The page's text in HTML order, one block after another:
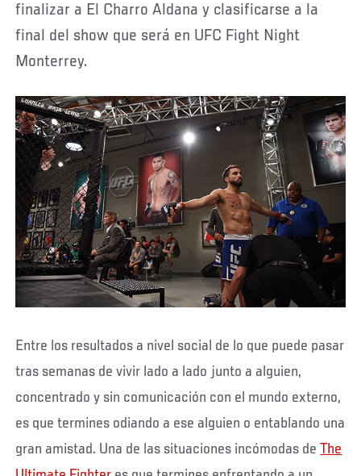
finalizar a El Charro Aldana y clasificarse a la
final del show que será en UFC Fight Night
Monterrey.
Entre los resultados a nivel social de lo que puede pasar
tras semanas de vivir lado a lado junto a alguien,
concentrado y sin comunicación con el mundo externo,
es que termines odiando a ese alguien o entablando una
gran amistad. Una de las situaciones incómodas deThe